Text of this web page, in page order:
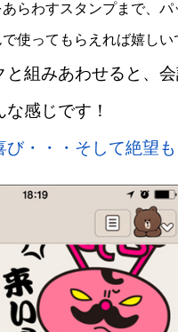
らわすスタンプまで、パ
使ってもらえれば嬉しい
と組みあわせると、
感じです！
・・・そして絶望も